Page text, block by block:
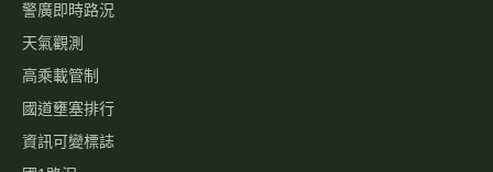
警廣即時路況
天氣觀測
高乘載管制
國道壅塞排行
資訊可變標誌